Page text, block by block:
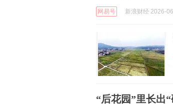
网易号 新浪财经 2026-
“后花园”里长出